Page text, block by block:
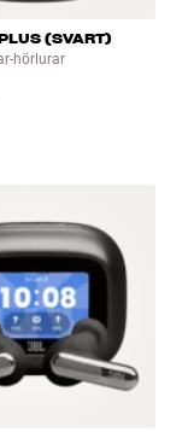
(SVART)
hörlurar